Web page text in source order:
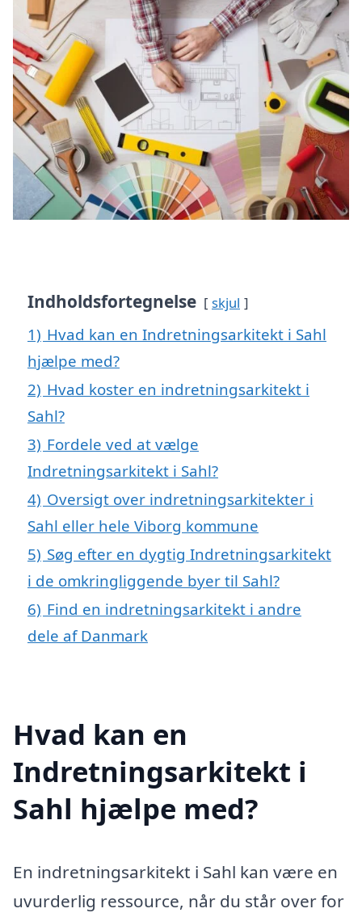
Indholdsfortegnelse skjul
1) Hvad kan en Indretningsarkitekt i Sahl
hjælpe med?
2) Hvad koster en indretningsarkitekt i
Sahl?
3) Fordele ved at vælge
Indretningsarkitekt i Sahl?
4) Oversigt over indretningsarkitekter i
Sahl eller hele Viborg kommune
5) Søg efter en dygtig Indretningsarkitekt
i de omkringliggende byer til Sahl?
6) Find en indretningsarkitekt i andre
dele af Danmark
Hvad kan en
Indretningsarkitekt i
Sahl hjælpe med?
En indretningsarkitekt i Sahl kan være en
uvurderlig ressource, når du står over for